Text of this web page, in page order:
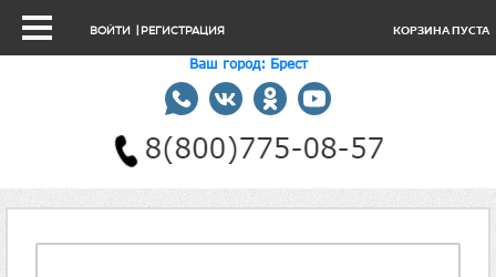
ВОЙТИ | РЕГИСТРАЦИЯ
Ваш город: Брест
КОРЗИНА ПУСТА